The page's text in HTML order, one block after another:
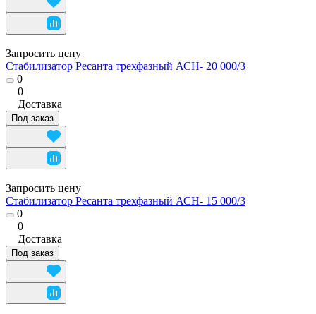
Запросить цену
Стабилизатор Ресанта трехфазный АСН- 20 000/3
0
0
Доставка
Под заказ
Запросить цену
Стабилизатор Ресанта трехфазный АСН- 15 000/3
0
0
Доставка
Под заказ